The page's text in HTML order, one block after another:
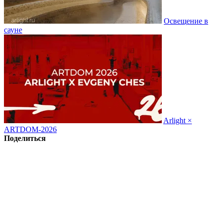
Освещение в
сауне
Arlight ×
ARTDOM-2026
Поделиться